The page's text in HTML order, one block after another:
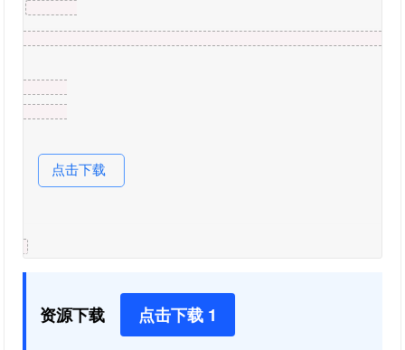
点击下载
资源下载 点击下载 1